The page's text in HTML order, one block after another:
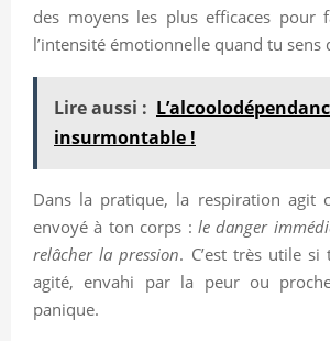
des moyens les plus efficaces pour
l’intensité émotionnelle quand tu sens
Lire aussi :
insurmontable !
Dans la pratique, la respiration agit
envoyé à ton corps : le danger
relâcher la pression. C’est très utile
agité, envahi par la peur ou
panique.